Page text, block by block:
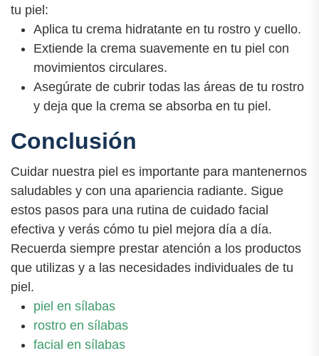
tu piel:
Aplica tu crema hidratante en tu rostro y cuello.
Extiende la crema suavemente en tu piel con
movimientos circulares.
Asegúrate de cubrir todas las áreas de tu rostro
y deja que la crema se absorba en tu piel.
Conclusión
Cuidar nuestra piel es importante para mantenernos
saludables y con una apariencia radiante. Sigue
estos pasos para una rutina de cuidado facial
efectiva y verás cómo tu piel mejora día a día.
Recuerda siempre prestar atención a los productos
que utilizas y a las necesidades individuales de tu
piel.
piel en sílabas
rostro en sílabas
facial en sílabas